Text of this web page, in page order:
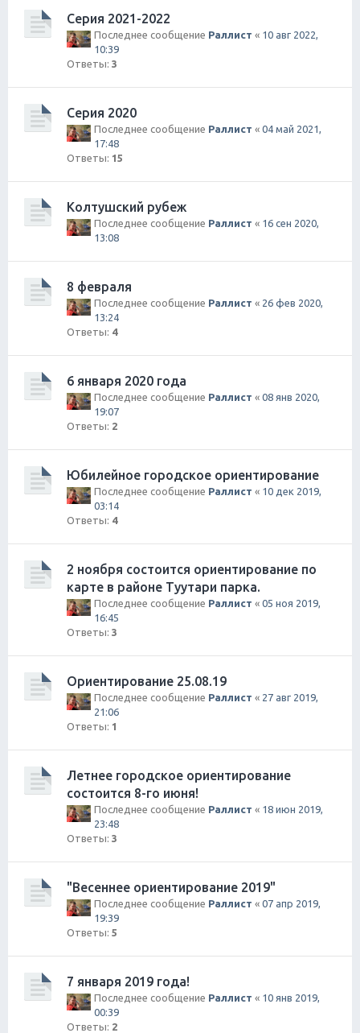
Серия 2021-2022
Последнее сообщение Раллист « 10 авг 2022,
10:39
Ответы: 3
Серия 2020
Последнее сообщение Раллист « 04 май 2021,
17:48
Ответы: 15
Колтушский рубеж
Последнее сообщение Раллист « 16 сен 2020,
13:08
8 февраля
Последнее сообщение Раллист « 26 фев 2020,
13:24
Ответы: 4
6 января 2020 года
Последнее сообщение Раллист « 08 янв 2020,
19:07
Ответы: 2
Юбилейное городское ориентирование
Последнее сообщение Раллист « 10 дек 2019,
03:14
Ответы: 4
2 ноября состоится ориентирование по
карте в районе Туутари парка.
Последнее сообщение Раллист « 05 ноя 2019,
16:45
Ответы: 3
Ориентирование 25.08.19
Последнее сообщение Раллист « 27 авг 2019,
21:06
Ответы: 1
Летнее городское ориентирование
состоится 8-го июня!
Последнее сообщение Раллист « 18 июн 2019,
23:48
Ответы: 3
"Весеннее ориентирование 2019"
Последнее сообщение Раллист « 07 апр 2019,
19:39
Ответы: 5
7 января 2019 года!
Последнее сообщение Раллист « 10 янв 2019,
00:39
Ответы: 2